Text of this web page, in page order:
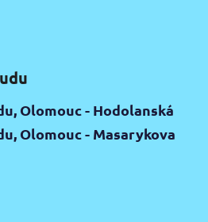
Olomouc - Hodolanská
Olomouc - Masarykova